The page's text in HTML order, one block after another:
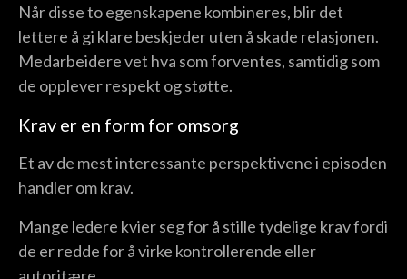
Når disse to egenskapene kombineres, blir det
lettere å gi klare beskjeder uten å skade relasjonen.
Medarbeidere vet hva som forventes, samtidig som
de opplever respekt og støtte.
Krav er en form for omsorg
Et av de mest interessante perspektivene i episoden
handler om krav.
Mange ledere kvier seg for å stille tydelige krav fordi
de er redde for å virke kontrollerende eller